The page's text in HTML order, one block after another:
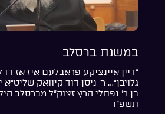
במשנת ברסלב
“דיין איינציקע פראבלעם איז אז
גלויבן”… ר’ ניסן דוד קיוואק שליט”א
בן ר’ נפתלי הרץ זצוק”ל מברסלב
תשפ”ו